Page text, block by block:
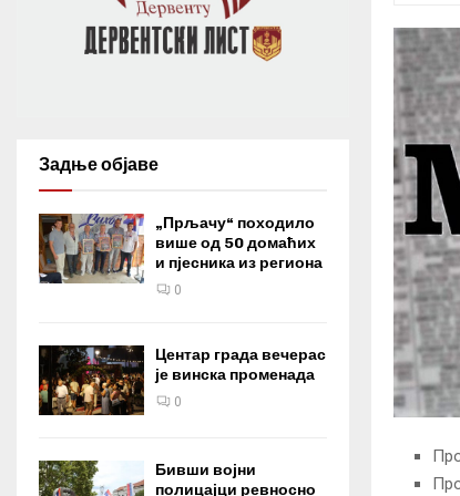
Задње објаве
„Прљачу“ походило
више од 50 домаћих
и пјесника из региона
0
Центар града вечерас
је винска променада
0
Бивши војни
полицајци ревносно